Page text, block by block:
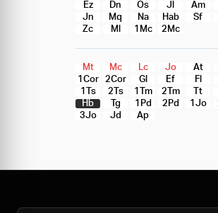
Ez
Dn Os Jl Am
Jn
Mq Na Hab Sf
Zc
Ml 1Mc 2Mc
Mt Mc Lc Jo At
1Cor
2Cor Gl Ef Fl
1Ts
2Ts 1Tm 2Tm Tt
Hb
Tg 1Pd 2Pd 1Jo
3Jo
Jd Ap